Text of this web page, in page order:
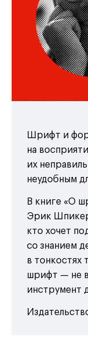
Шрифт и
на
их
неудобным
В книге «О
Эрик
кто хочет
со знанием
в тонкостях
шрифт — не
инструмент